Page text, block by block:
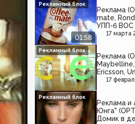
01:58
Реклама
mate,
УПП-6 ВОС
17 марта
Рекламный блок
Реклама
Ericsson,
Tefal,
17
Рекламный блок
Реклама и
Юнга"
Домик в
Рекламный блок